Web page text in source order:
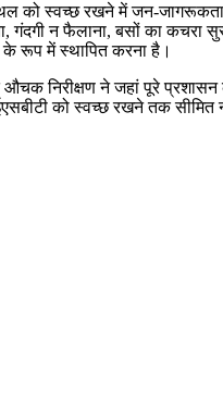
को स्वच्छ रखने में जन-
न फैलाना, बसों का कचरा
के रूप में स्थापित करना है।
निरीक्षण ने जहां पूरे
को स्वच्छ रखने तक सीमित